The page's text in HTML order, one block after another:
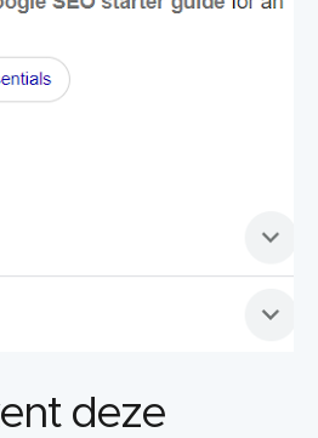
deze